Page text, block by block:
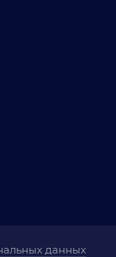
данных